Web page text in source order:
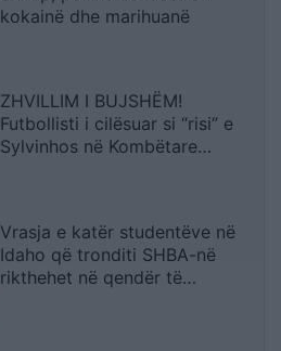
kokainë dhe marihuanë
ZHVILLIM I BUJSHËM!
Futbollisti i cilësuar si “risi” e
Sylvinhos në Kombëtare
Vrasja e katër studentëve në
Idaho që tronditi SHBA-në
rikthehet në qendër të